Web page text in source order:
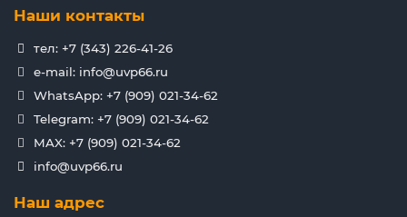
Наши контакты
тел: +7 (343) 226-41-26
e-mail: info@uvp66.ru
WhatsApp: +7 (909) 021-34-62
Telegram: +7 (909) 021-34-62
MAX: +7 (909) 021-34-62
info@uvp66.ru
Наш адрес